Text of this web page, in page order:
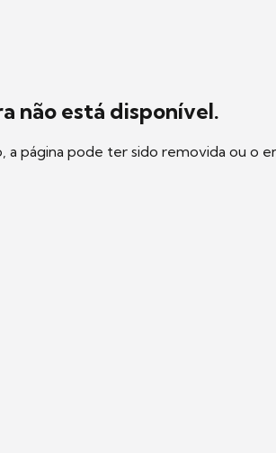
não está disponível.
página pode ter sido removida ou o